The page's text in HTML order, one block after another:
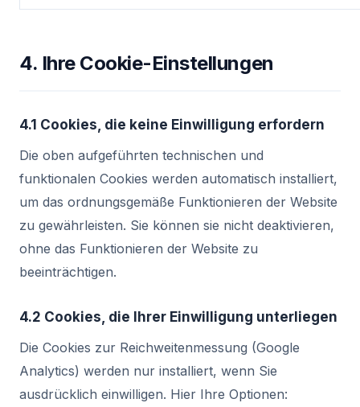
4. Ihre Cookie-Einstellungen
4.1 Cookies, die keine Einwilligung erfordern
Die oben aufgeführten technischen und
funktionalen Cookies werden automatisch installiert,
um das ordnungsgemäße Funktionieren der Website
zu gewährleisten. Sie können sie nicht deaktivieren,
ohne das Funktionieren der Website zu
beeinträchtigen.
4.2 Cookies, die Ihrer Einwilligung unterliegen
Die Cookies zur Reichweitenmessung (Google
Analytics) werden nur installiert, wenn Sie
ausdrücklich einwilligen. Hier Ihre Optionen: